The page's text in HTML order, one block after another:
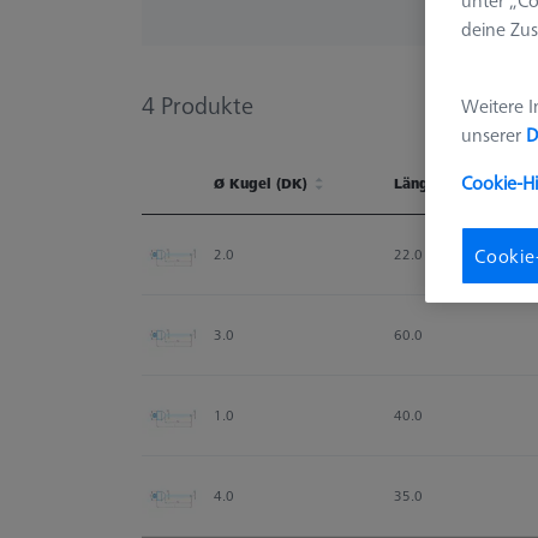
4 Produkte
Ø Kugel (DK) Länge (L)
2.0
22.0
3.0 60.0
1.0 40.0
4.0 35.0
deine
Weitere
unserer
Cookie-